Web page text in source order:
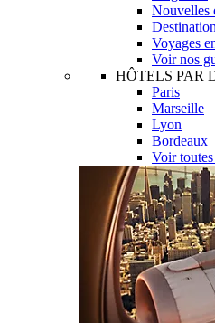
Nouvelles
Voyages
Voir nos
HÔTELS PAR
Paris
Marseille
Lyon
Bordeaux
Voir